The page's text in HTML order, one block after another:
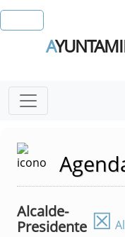
A
Alcalde-
Presidente ☒